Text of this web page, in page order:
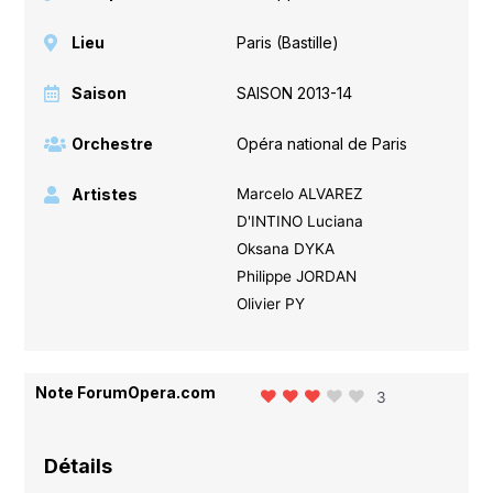
Lieu Paris (Bastille)
Saison SAISON 2013-14
Orchestre Opéra national de Paris
Artistes
Marcelo ALVAREZ
D'INTINO Luciana
Oksana DYKA
Philippe JORDAN
Olivier PY
Note ForumOpera.com 3
Détails